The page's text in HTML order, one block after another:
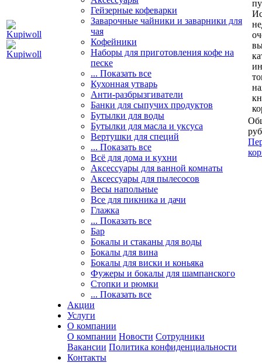
Гейзерные кофеварки
Заварочные чайники и заварники для
чая
Кофейники
Наборы для приготовления кофе на
песке
... Показать все
Кухонная утварь
Анти-разбрызгиватели
Банки для сыпучих продуктов
Бутылки для воды
Бутылки для масла и уксуса
Вертушки для специй
... Показать все
Всё для дома и кухни
Аксессуары для ванной комнаты
Аксессуары для пылесосов
Весы напольные
Все для пикника и дачи
Глажка
... Показать все
Бар
Бокалы и стаканы для воды
Бокалы для вина
Бокалы для виски и коньяка
Фужеры и бокалы для шампанского
Стопки и рюмки
... Показать все
Акции
Услуги
О компании
О компании Новости Сотрудники
Вакансии Политика конфиденциальности
Контакты